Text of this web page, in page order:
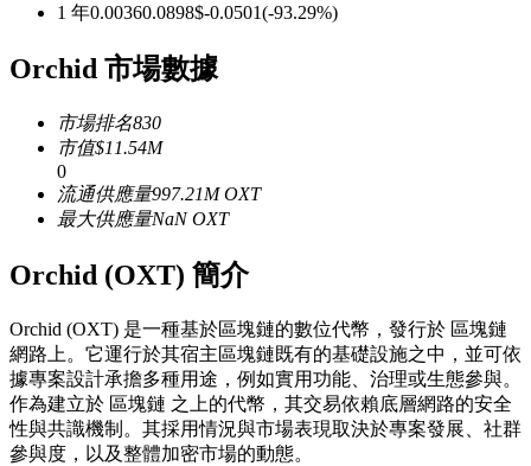
USDC永續
跟單
與頂尖交易專家同行
1 年0.00360.0898$-0.0501(-93.29%)
Orchid 市場數據
市場排名830
市值$11.54M
0
流通供應量997.21M OXT
最大供應量NaN OXT
Orchid (OXT) 簡介
Orchid (OXT) 是一種基於區塊鏈的數位代幣，發行於 區塊鏈
網路上。它運行於其宿主區塊鏈既有的基礎設施之中，並可依
據專案設計承擔多種用途，例如實用功能、治理或生態參與。
作為建立於 區塊鏈 之上的代幣，其交易依賴底層網路的安全
性與共識機制。其採用情況與市場表現取決於專案發展、社群
參與度，以及整體加密市場的動態。